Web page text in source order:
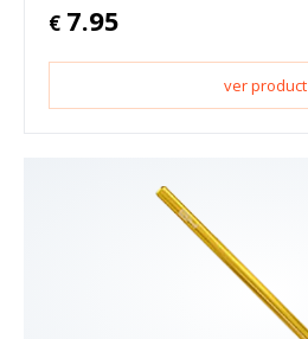
€ 7.95
ver product